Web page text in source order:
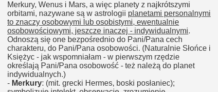
Merkury, Wenus i Mars, a więc planety z najkrótszymi
orbitami, nazywane są w astrologii planetami personalnymi
to znaczy osobowymi lub osobistymi, ewentualnie
osobowościowymi, jeszcze inaczej - indywidualnymi.
Odnoszą się one bezpośrednio do Pani/Pana cech
charakteru, do Pani/Pana osobowości. (Naturalnie Słońce i
Księżyc - jak wspomniałam - w pierwszym rzędzie
określają Pani/Pana osobowość - też należą do planet
indywidualnych.)
- Merkury: (mit. grecki Hermes, boski posłaniec);